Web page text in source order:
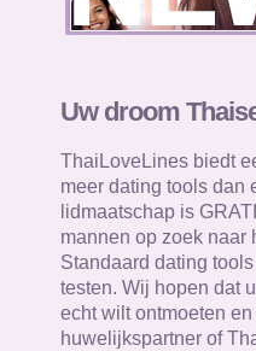
Uw droom
ThaiLoveLines biedt
meer dating tools dan
lidmaatschap is
mannen op zoek naar
Standaard dating
testen. Wij hopen dat
echt wilt ontmoeten
huwelijkspartner of